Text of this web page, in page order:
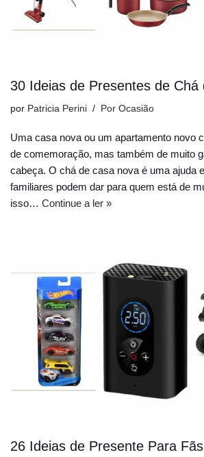
30 Ideias de Presentes de Chá
por Patricia Perini Por Ocasião
Uma casa nova ou um apartamento novo
de comemoração, mas também de muito
cabeça. O chá de casa nova é uma ajuda
familiares podem dar para quem está de
isso… Continue a ler »
26 Ideias de Presente Para